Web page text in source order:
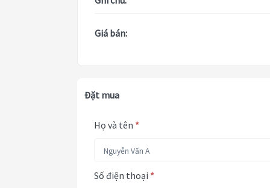
Giá bán:
Đặt mua
Họ và tên *
Số điện thoại *